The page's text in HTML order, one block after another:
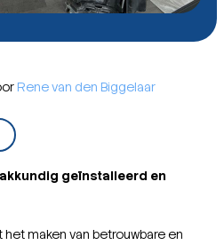
Rene van den Biggelaar
geïnstalleerd en
maken van betrouwbare en